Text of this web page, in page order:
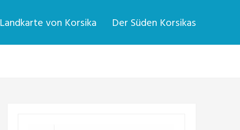
Landkarte von Korsika Der Süden Korsikas